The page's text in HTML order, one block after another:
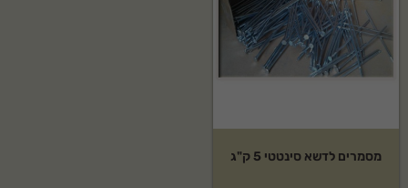
מסמרים לדשא סינטטי 5 ק"ג